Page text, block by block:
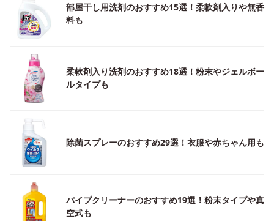
部屋干し用洗剤のおすすめ15選！柔軟剤入りや無香
料も
柔軟剤入り洗剤のおすすめ18選！粉末やジェルボー
ルタイプも
除菌スプレーのおすすめ29選！衣服や赤ちゃん用も
パイプクリーナーのおすすめ19選！粉末タイプや真
空式も